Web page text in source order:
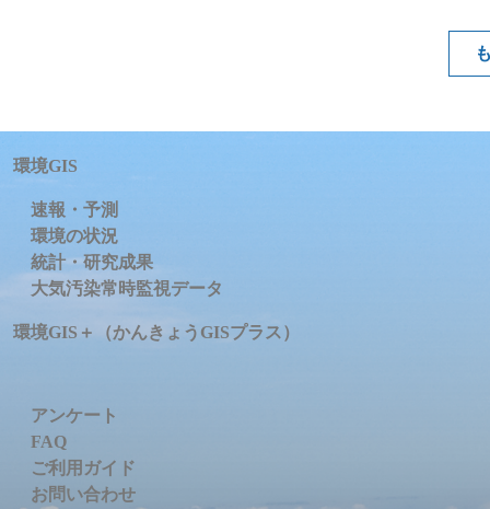
環境GIS
速報・予測
環境の状況
統計・研究成果
大気汚染常時監視データ
環境GIS＋（かんきょうGISプラス）
アンケート
FAQ
ご利用ガイド
お問い合わせ